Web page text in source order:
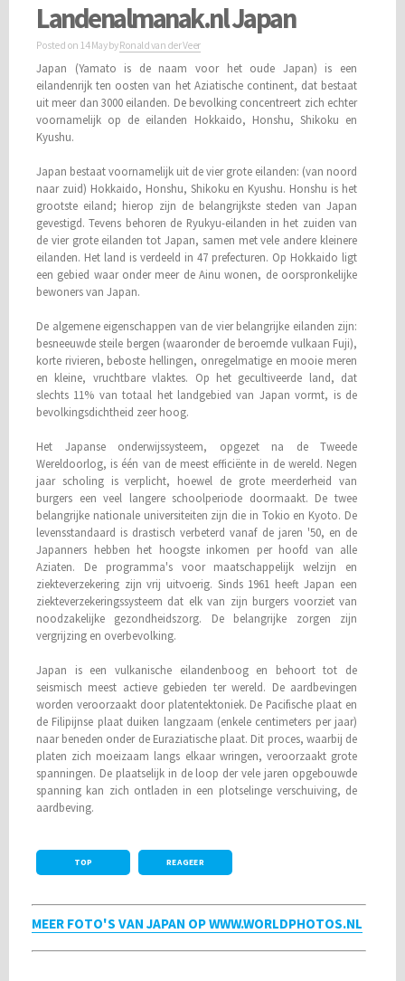
Landenalmanak.nl Japan
Posted on 14 MaybyRonald van der Veer
Japan (Yamato is de naam voor het oude Japan) is een
eilandenrijk ten oosten van het Aziatische continent, dat bestaat
uit meer dan 3000 eilanden. De bevolking concentreert zich echter
voornamelijk op de eilanden Hokkaido, Honshu, Shikoku en
Kyushu.
Japan bestaat voornamelijk uit de vier grote eilanden: (van noord
naar zuid) Hokkaido, Honshu, Shikoku en Kyushu. Honshu is het
grootste eiland; hierop zijn de belangrijkste steden van Japan
gevestigd. Tevens behoren de Ryukyu-eilanden in het zuiden van
de vier grote eilanden tot Japan, samen met vele andere kleinere
eilanden. Het land is verdeeld in 47 prefecturen. Op Hokkaido ligt
een gebied waar onder meer de Ainu wonen, de oorspronkelijke
bewoners van Japan.
De algemene eigenschappen van de vier belangrijke eilanden zijn:
besneeuwde steile bergen (waaronder de beroemde vulkaan Fuji),
korte rivieren, beboste hellingen, onregelmatige en mooie meren
en kleine, vruchtbare vlaktes. Op het gecultiveerde land, dat
slechts 11% van totaal het landgebied van Japan vormt, is de
bevolkingsdichtheid zeer hoog.
Het Japanse onderwijssysteem, opgezet na de Tweede
Wereldoorlog, is één van de meest efficiënte in de wereld. Negen
jaar scholing is verplicht, hoewel de grote meerderheid van
burgers een veel langere schoolperiode doormaakt. De twee
belangrijke nationale universiteiten zijn die in Tokio en Kyoto. De
levensstandaard is drastisch verbeterd vanaf de jaren '50, en de
Japanners hebben het hoogste inkomen per hoofd van alle
Aziaten. De programma's voor maatschappelijk welzijn en
ziekteverzekering zijn vrij uitvoerig. Sinds 1961 heeft Japan een
ziekteverzekeringssysteem dat elk van zijn burgers voorziet van
noodzakelijke gezondheidszorg. De belangrijke zorgen zijn
vergrijzing en overbevolking.
Japan is een vulkanische eilandenboog en behoort tot de
seismisch meest actieve gebieden ter wereld. De aardbevingen
worden veroorzaakt door platentektoniek. De Pacifische plaat en
de Filipijnse plaat duiken langzaam (enkele centimeters per jaar)
naar beneden onder de Euraziatische plaat. Dit proces, waarbij de
platen zich moeizaam langs elkaar wringen, veroorzaakt grote
spanningen. De plaatselijk in de loop der vele jaren opgebouwde
spanning kan zich ontladen in een plotselinge verschuiving, de
aardbeving.
TOP REAGEER
MEER FOTO'S VAN JAPAN OP WWW.WORLDPHOTOS.NL